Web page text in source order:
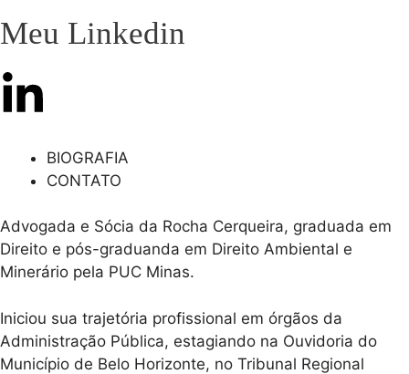
Meu Linkedin
BIOGRAFIA
CONTATO
Advogada e Sócia da Rocha Cerqueira, graduada em
Direito e pós-graduanda em Direito Ambiental e
Minerário pela PUC Minas.
Iniciou sua trajetória profissional em órgãos da
Administração Pública, estagiando na Ouvidoria do
Município de Belo Horizonte, no Tribunal Regional